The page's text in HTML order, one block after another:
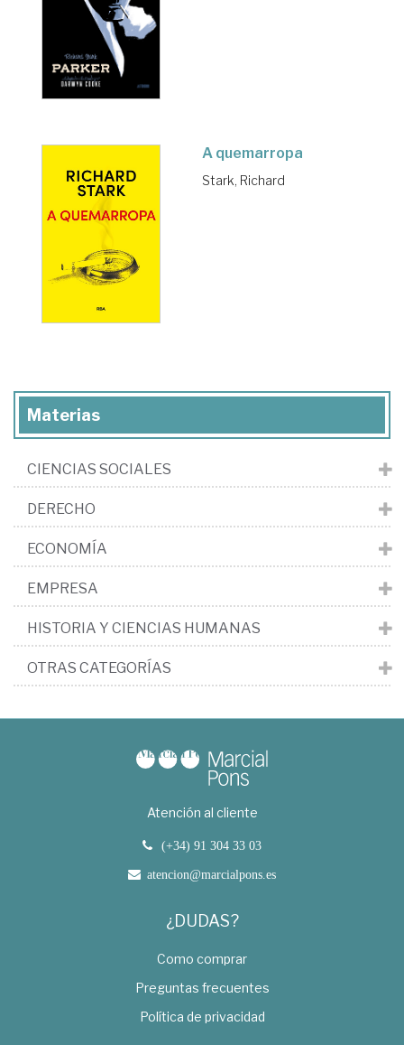
A quemarropa
Stark, Richard
Materias
CIENCIAS SOCIALES
DERECHO
ECONOMÍA
EMPRESA
HISTORIA Y CIENCIAS HUMANAS
OTRAS CATEGORÍAS
Atención al cliente
(+34) 91 304 33 03
atencion@marcialpons.es
¿DUDAS?
Como comprar
Preguntas frecuentes
Política de privacidad